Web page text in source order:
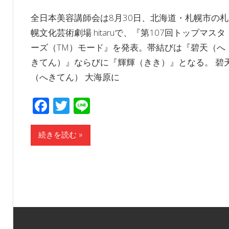
全日本美容講師会は8月30日、北海道・札幌市の札
幌文化芸術劇場 hitaruで、『第107回トップマスタ
ーズ（TM）モード』を発表。帯結びは『碧天（へ
きてん）』ならびに『輝輝（きき）』となる。 碧
（へきてん） 大海原に
Facebook
Twitter
Line
続きを読む